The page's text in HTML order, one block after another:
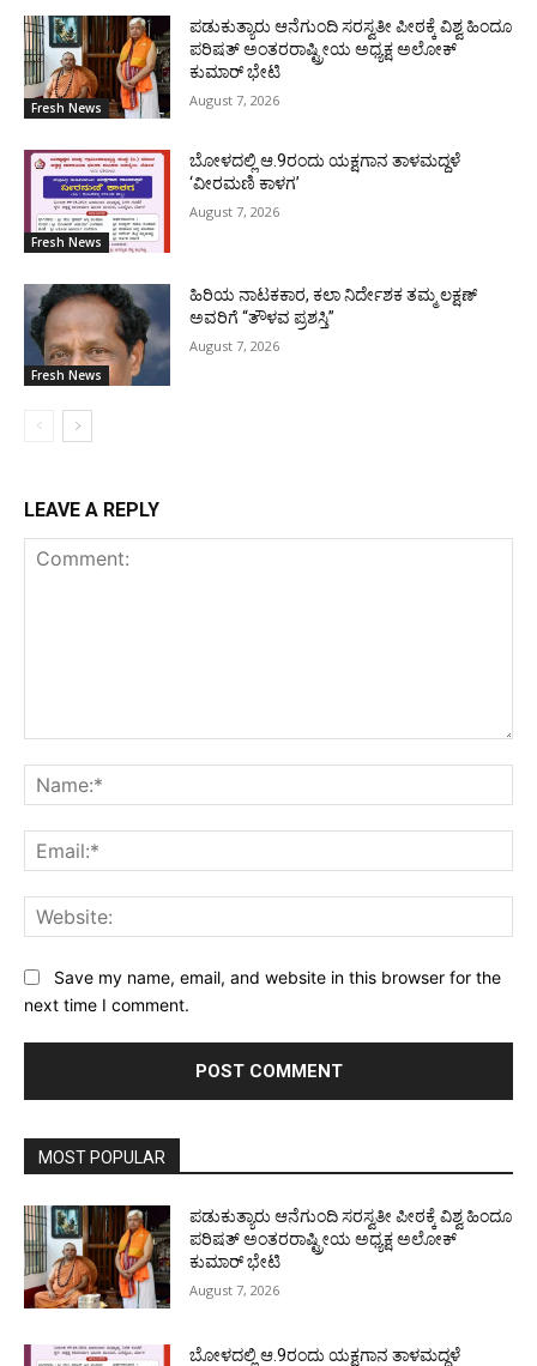
Fresh News
ಪಡುಕುತ್ಯಾರು ಆನೆಗುಂದಿ ಸರಸ್ವತೀ ಪೀಠಕ್ಕೆ ವಿಶ್ವ ಹಿಂದೂ
ಪರಿಷತ್ ಅಂತರರಾಷ್ಟ್ರೀಯ ಅಧ್ಯಕ್ಷ ಅಲೋಕ್
ಕುಮಾರ್ ಭೇಟಿ
August 7, 2026
Fresh News
ಬೋಳದಲ್ಲಿ ಆ.9ರಂದು ಯಕ್ಷಗಾನ ತಾಳಮದ್ದಳೆ
‘ವೀರಮಣಿ ಕಾಳಗ’
August 7, 2026
Fresh News
ಹಿರಿಯ ನಾಟಕಕಾರ, ಕಲಾ ನಿರ್ದೇಶಕ ತಮ್ಮ ಲಕ್ಷಣ್
ಅವರಿಗೆ “ತೌಳವ ಪ್ರಶಸ್ತಿ”
August 7, 2026
LEAVE A REPLY
Save my name, email, and website in this browser for the
next time I comment.
MOST POPULAR
ಪಡುಕುತ್ಯಾರು ಆನೆಗುಂದಿ ಸರಸ್ವತೀ ಪೀಠಕ್ಕೆ ವಿಶ್ವ ಹಿಂದೂ
ಪರಿಷತ್ ಅಂತರರಾಷ್ಟ್ರೀಯ ಅಧ್ಯಕ್ಷ ಅಲೋಕ್
ಕುಮಾರ್ ಭೇಟಿ
August 7, 2026
ಬೋಳದಲ್ಲಿ ಆ.9ರಂದು ಯಕ್ಷಗಾನ ತಾಳಮದ್ದಳೆ